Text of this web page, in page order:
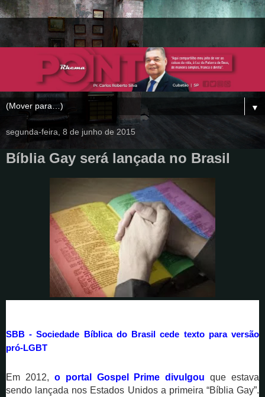
▼
segunda-feira, 8 de junho de 2015
Bíblia Gay será lançada no Brasil
SBB - Sociedade Bíblica do Brasil cede texto para versão
pró-LGBT
Em 2012, o portal Gospel Prime divulgou que estava
sendo lançada nos Estados Unidos a primeira “Bíblia Gay”.